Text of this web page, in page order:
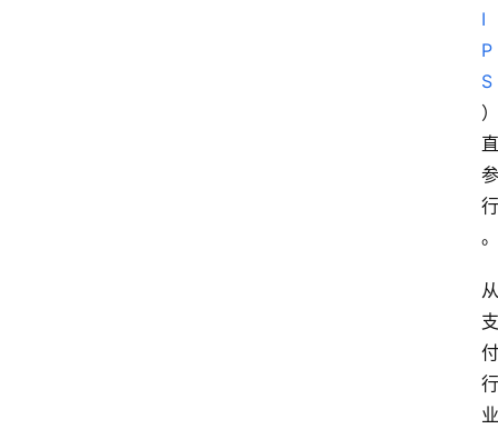
I
P
S
）
直
参
行
。
从
支
付
行
业